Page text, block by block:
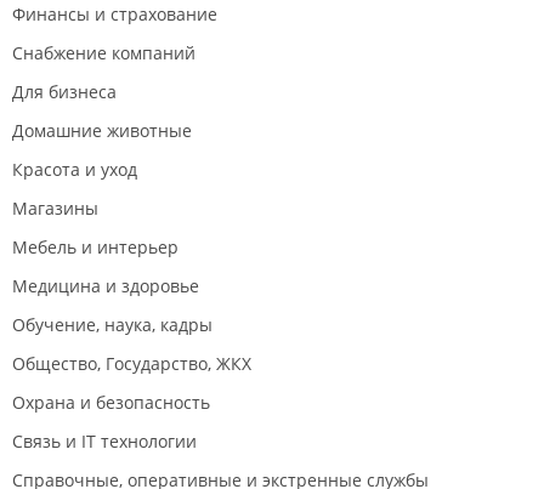
Финансы и страхование
Снабжение компаний
Для бизнеса
Домашние животные
Красота и уход
Магазины
Мебель и интерьер
Медицина и здоровье
Обучение, наука, кадры
Общество, Государство, ЖКХ
Охрана и безопасность
Связь и IT технологии
Справочные, оперативные и экстренные службы